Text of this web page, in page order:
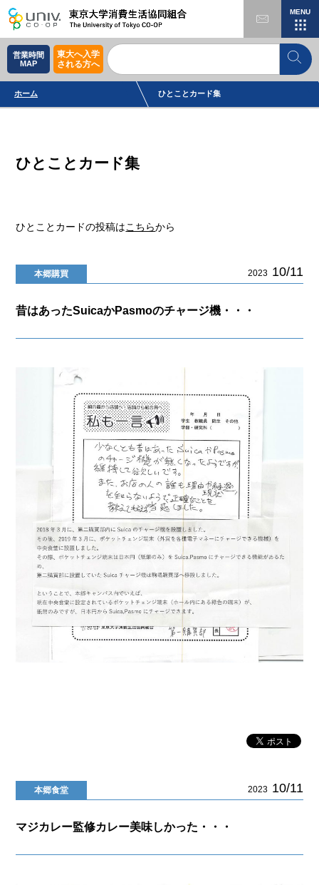
MENU
営業時間
MAP
東大へ入学
される方へ
ホーム ひとことカード集
ひとことカード集
ひとことカードの投稿はこちらから
本郷購買 2023 10/11
昔はあったSuicaかPasmoのチャージ機・・・
本郷食堂 2023 10/11
マジカレー監修カレー美味しかった・・・